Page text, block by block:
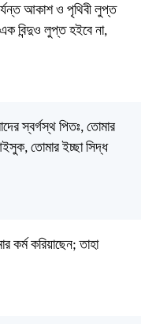
আকাশ ও পৃথিবী লুপ্ত
বিন্দুও লুপ্ত হইবে না,
স্বর্গস্থ পিতঃ, তোমার
তোমার ইচ্ছা সিদ্ধ
কর্ম করিয়াছেন; তাহা